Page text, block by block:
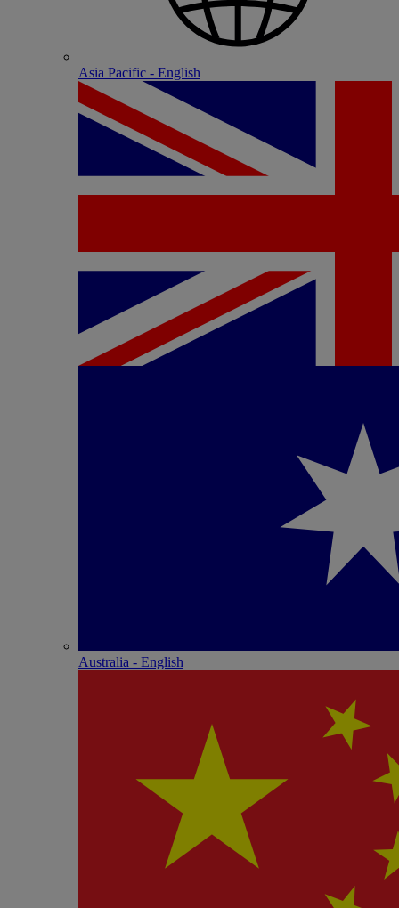
Asia Pacific - English
Australia - English